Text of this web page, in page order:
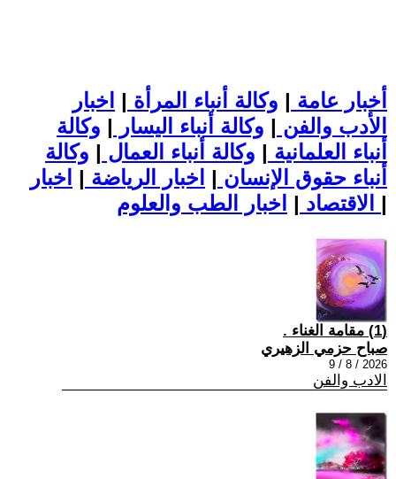
أخبار عامة | وكالة أنباء المرأة | اخبار
الأدب والفن | وكالة أنباء اليسار | وكالة
أنباء العلمانية | وكالة أنباء العمال | وكالة
أنباء حقوق الإنسان | اخبار الرياضة | اخبار
الاقتصاد | |
(1) مقامة الغناء .
صباح حزمي الزهيري
2026 / 8 / 9
الادب والفن